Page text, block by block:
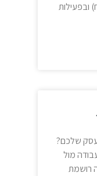
ובפעילות
שלכם?
מול
רושמת